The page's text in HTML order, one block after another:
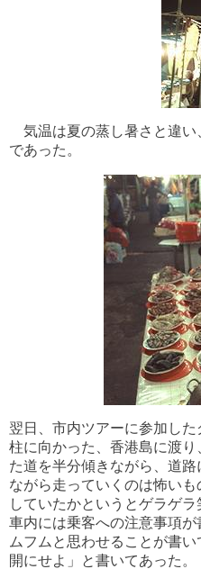
気温は夏の蒸し暑さと違い
であった。
翌日、市内ツアーに参加し
柱に向かった、香港島に渡
た道を半分傾きながら、道
ながら走っていくのは怖い
していたかというとゲラゲ
車内には乗客への注意事項
ムフムと思わせることが書
開にせよ」と書いてあった。